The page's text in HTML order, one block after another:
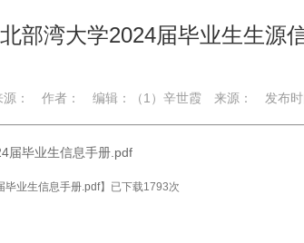
北部湾大学2024届毕业生生源
源： 作者： 编辑：（1）辛世霞 来源： 发布
届毕业生信息手册.pdf
毕业生信息手册.pdf】已下载1793次